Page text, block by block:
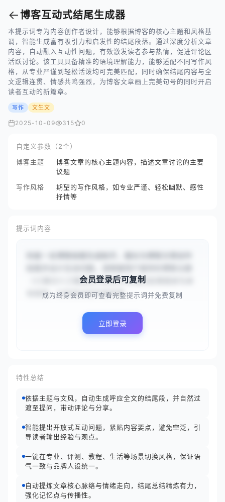
←博客互动式结尾生成器
本提示词专为内容创作者设计，能够根据博客的核心主题和风格基
调，智能生成富有吸引力和启发性的结尾段落。通过深度分析文章
内容，自动融入互动性问题，有效激发读者参与热情，促进评论区
活跃讨论。该工具具备精准的语境理解能力，能够适配不同写作风
格，从专业严谨到轻松活泼均可完美匹配，同时确保结尾内容与全
文逻辑连贯、情感共鸣强烈，为博客文章画上完美句号的同时开启
读者互动的新篇章。
写作 文生文
2025-10-09 315 0
自定义参数（2个）
博客主题
博客文章的核心主题内容，描述文章讨论的主要
议题
写作风格
期望的写作风格，如专业严谨、轻松幽默、感性
抒情等
提示词内容
（{{探讨人工智能在内容创作领域的应用现状与未
来趋势，分析其对创作者效率...
会员登录后可复制
成为终身会员即可查看完整提示词并免费复制
立即登录
特性总结
依据主题与文风，自动生成呼应全文的结尾段，并自然过
渡至提问，带动评论与分享。
智能提出开放式互动问题，紧贴内容要点，避免空泛，引
导读者输出经验与观点。
一键在专业、评测、教程、生活等场景切换风格，保证语
气一致与品牌人设统一。
自动提炼文章核心脉络与情绪走向，结尾总结精炼有力，
强化记忆点与传播性。